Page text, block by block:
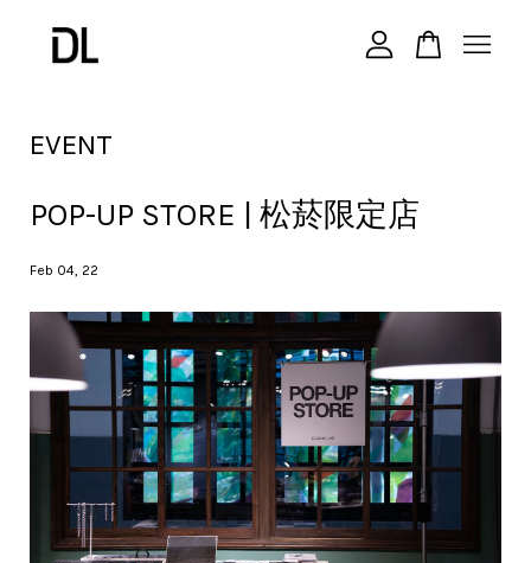
EVENT
POP-UP STORE | 松菸限定店
Feb 04, 22
繼續購物